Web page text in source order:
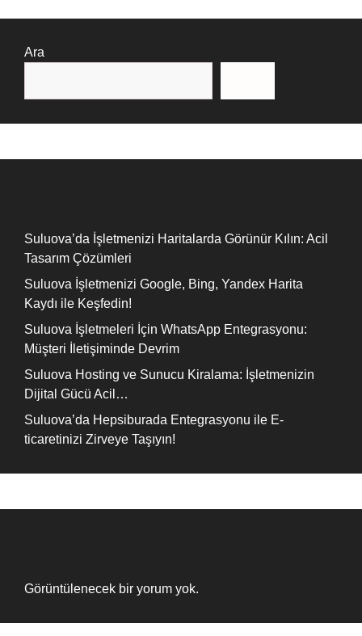
Ara
Suluova’da İşletmenizi Haritalarda Görünür Kılın: Acil
Tasarım Çözümleri
Suluova İşletmenizi Google, Bing, Yandex Harita
Kaydı ile Keşfedin!
Suluova İşletmeleri İçin WhatsApp Entegrasyonu:
Müşteri İletişiminde Devrim
Suluova Hosting ve Sunucu Kiralama: İşletmenizin
Dijital Gücü Acil…
Suluova’da Hepsiburada Entegrasyonu ile E-
ticaretinizi Zirveye Taşıyın!
Görüntülenecek bir yorum yok.